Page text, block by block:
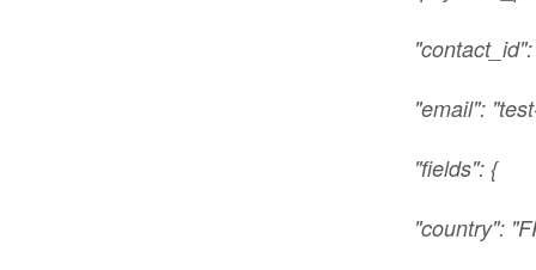
"email":
"fields": {
"country":